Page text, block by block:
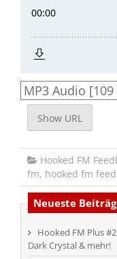
Show URL
Hooked FM
fm, hooked fm
Neueste
Hooked FM Plus
Dark Crystal & mehr!